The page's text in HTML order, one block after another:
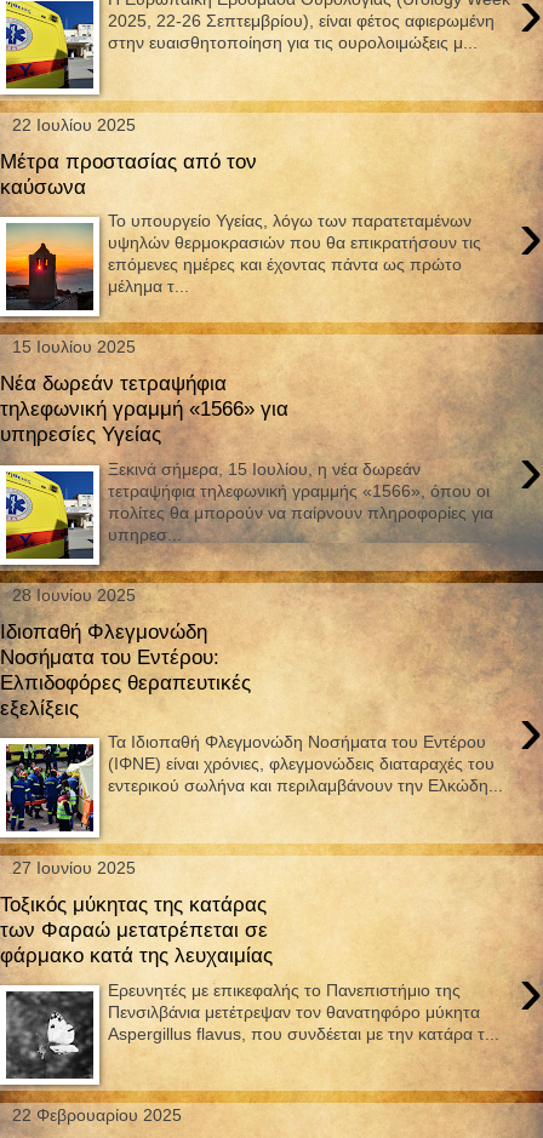
2025, 22-26 Σεπτεμβρίου), είναι φέτος αφιερωμένη
στην ευαισθητοποίηση για τις ουρολοιμώξεις μ...
22 Ιουλίου 2025
Μέτρα προστασίας από τον
καύσωνα
›
Το υπουργείο Υγείας, λόγω των παρατεταμένων
υψηλών θερμοκρασιών που θα επικρατήσουν τις
επόμενες ημέρες και έχοντας πάντα ως πρώτο
μέλημα τ...
15 Ιουλίου 2025
Νέα δωρεάν τετραψήφια
τηλεφωνική γραμμή «1566» για
υπηρεσίες Υγείας
›
Ξεκινά σήμερα, 15 Ιουλίου, η νέα δωρεάν
τετραψήφια τηλεφωνική γραμμής «1566», όπου οι
πολίτες θα μπορούν να παίρνουν πληροφορίες για
υπηρεσ...
28 Ιουνίου 2025
Ιδιοπαθή Φλεγμονώδη
Νοσήματα του Εντέρου:
Ελπιδοφόρες θεραπευτικές
εξελίξεις
›
Τα Ιδιοπαθή Φλεγμονώδη Νοσήματα του Εντέρου
(ΙΦΝΕ) είναι χρόνιες, φλεγμονώδεις διαταραχές του
εντερικού σωλήνα και περιλαμβάνουν την Ελκώδη...
27 Ιουνίου 2025
Τοξικός μύκητας της κατάρας
των Φαραώ μετατρέπεται σε
φάρμακο κατά της λευχαιμίας
›
Ερευνητές με επικεφαλής το Πανεπιστήμιο της
Πενσιλβάνια μετέτρεψαν τον θανατηφόρο μύκητα
Aspergillus flavus, που συνδέεται με την κατάρα τ...
22 Φεβρουαρίου 2025